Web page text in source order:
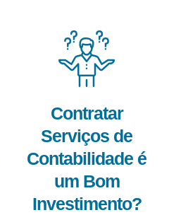
Contratar
Serviços de
Contabilidade é
um Bom
Investimento?